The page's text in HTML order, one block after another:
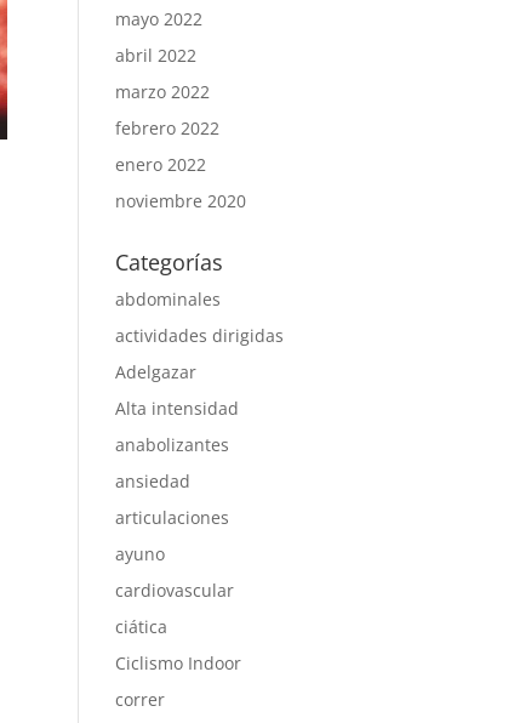
mayo 2022
abril 2022
marzo 2022
febrero 2022
enero 2022
noviembre 2020
Categorías
abdominales
actividades dirigidas
Adelgazar
Alta intensidad
anabolizantes
ansiedad
articulaciones
ayuno
cardiovascular
ciática
Ciclismo Indoor
correr